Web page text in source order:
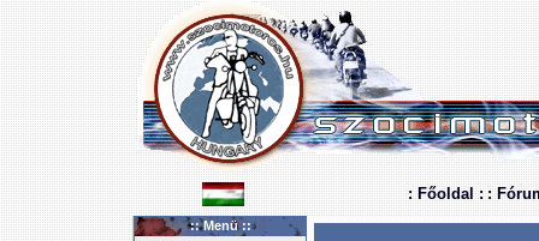
: Főoldal : :
:: Menü ::